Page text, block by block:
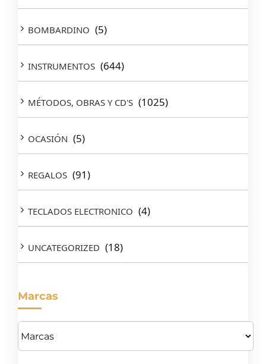
BOMBARDINO (5)
INSTRUMENTOS (644)
MÉTODOS, OBRAS Y CD'S (1025)
OCASIÓN (5)
REGALOS (91)
TECLADOS ELECTRONICO (4)
UNCATEGORIZED (18)
Marcas